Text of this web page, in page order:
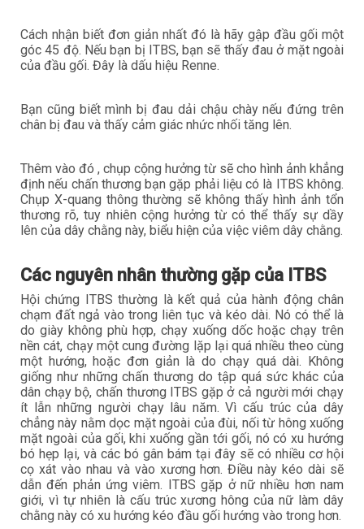
Cách nhận biết đơn giản nhất đó là hãy gập đầu gối một
góc 45 độ. Nếu bạn bị ITBS, bạn sẽ thấy đau ở mặt ngoài
của đầu gối. Đây là dấu hiệu Renne.
Bạn cũng biết mình bị đau dải chậu chày nếu đứng trên
chân bị đau và thấy cảm giác nhức nhối tăng lên.
Thêm vào đó , chụp cộng hưởng từ sẽ cho hình ảnh khẳng
định nếu chấn thương bạn gặp phải liệu có là ITBS không.
Chụp X-quang thông thường sẽ không thấy hình ảnh tổn
thương rõ, tuy nhiên cộng hưởng từ có thể thấy sự dầy
lên của dây chằng này, biểu hiện của việc viêm dây chằng.
Các nguyên nhân thường gặp của ITBS
Hội chứng ITBS thường là kết quả của hành động chân
chạm đất ngả vào trong liên tục và kéo dài. Nó có thể là
do giày không phù hợp, chạy xuống dốc hoặc chạy trên
nền cát, chạy một cung đường lặp lại quá nhiều theo cùng
một hướng, hoặc đơn giản là do chạy quá dài. Không
giống như những chấn thương do tập quá sức khác của
dân chạy bộ, chấn thương ITBS gặp ở cả người mới chạy
ít lẫn những người chạy lâu năm. Vì cấu trúc của dây
chẳng này nằm dọc mặt ngoài của đùi, nối từ hông xuống
mặt ngoài của gối, khi xuống gần tới gối, nó có xu hướng
bó hẹp lại, và các bó gân bám tại đây sẽ có nhiều cơ hội
cọ xát vào nhau và vào xương hơn. Điều này kéo dài sẽ
dẫn đến phản ứng viêm. ITBS gặp ở nữ nhiều hơn nam
giới, vì tự nhiên là cấu trúc xương hông của nữ làm dây
chằng này có xu hướng kéo đầu gối hướng vào trong hơn.